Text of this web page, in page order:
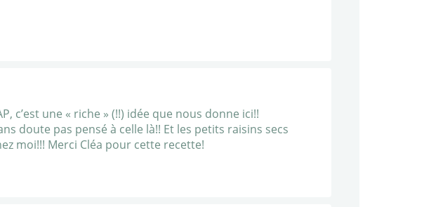
une « riche » (!!) idée que nous donne ici!!
doute pas pensé à celle là!! Et les petits raisins secs
moi!!! Merci Cléa pour cette recette!